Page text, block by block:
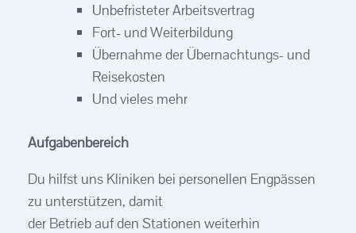
Unbefristeter Arbeitsvertrag
Fort- und Weiterbildung
Übernahme der Übernachtungs- und
Reisekosten
Und vieles mehr
Aufgabenbereich
Du hilfst uns Kliniken bei personellen Engpässen
zu unterstützen, damit
der Betrieb auf den Stationen weiterhin